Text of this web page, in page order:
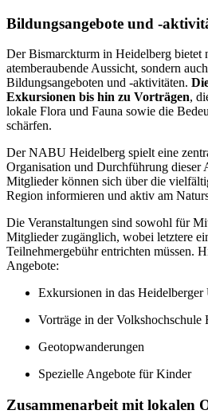
Bildungsangebote und -
Der Bismarckturm in Heidelberg bietet
atemberaubende Aussicht, sondern
Bildungsangeboten und -aktivitäten.
Exkursionen bis hin zu Vorträgen,
lokale Flora und Fauna sowie die
schärfen.
Der NABU Heidelberg spielt eine
Organisation und Durchführung dieser
Mitglieder können sich über die
Region informieren und aktiv am
Die Veranstaltungen sind sowohl für
Mitglieder zugänglich, wobei letztere
Teilnehmergebühr entrichten müssen.
Angebote:
Exkursionen in das Heidelberger
Vorträge in der Volkshochschule
Geotopwanderungen
Spezielle Angebote für Kinder
Zusammenarbeit mit lokalen